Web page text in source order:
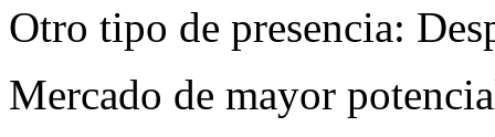
Otro tipo de presencia:
Mercado de mayor